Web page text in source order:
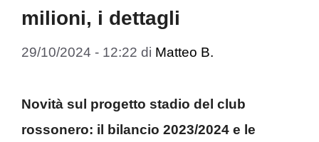
milioni, i dettagli
29/10/2024 - 12:22 di Matteo B.
Novità sul progetto stadio del club
rossonero: il bilancio 2023/2024 e le